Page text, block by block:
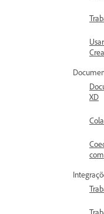
XD